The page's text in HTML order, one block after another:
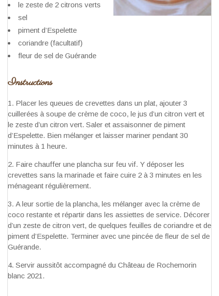
le zeste de 2 citrons verts
sel
piment d’Espelette
coriandre (facultatif)
fleur de sel de Guérande
Instructions
Placer les queues de crevettes dans un plat, ajouter 3
cuillerées à soupe de crème de coco, le jus d’un citron vert et
le zeste d’un citron vert. Saler et assaisonner de piment
d’Espelette. Bien mélanger et laisser mariner pendant 30
minutes à 1 heure.
Faire chauffer une plancha sur feu vif. Y déposer les
crevettes sans la marinade et faire cuire 2 à 3 minutes en les
ménageant régulièrement.
A leur sortie de la plancha, les mélanger avec la crème de
coco restante et répartir dans les assiettes de service. Décorer
d’un zeste de citron vert, de quelques feuilles de coriandre et de
piment d’Espelette. Terminer avec une pincée de fleur de sel de
Guérande.
Servir aussitôt accompagné du Château de Rochemorin
blanc 2021.